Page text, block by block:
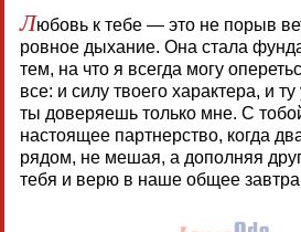
Любовь к тебе — это не порыв
ровное дыхание. Она стала
тем, на что я всегда могу
все: и силу твоего характера, и
ты доверяешь только мне. С
настоящее партнерство, когда
рядом, не мешая, а дополняя
тебя и верю в наше общее